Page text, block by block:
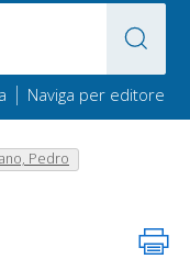
| Naviga per editore
Pedro